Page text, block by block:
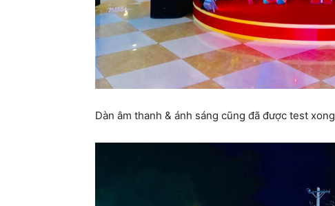
Dàn âm thanh & ánh sáng cũng đã được test xong